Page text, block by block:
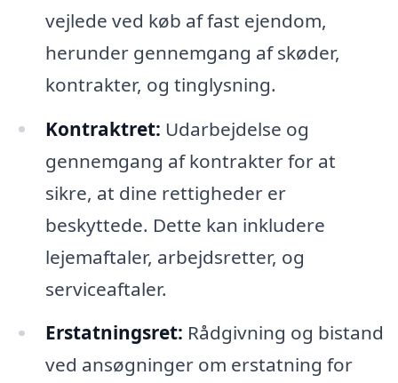
vejlede ved køb af fast ejendom,
herunder gennemgang af skøder,
kontrakter, og tinglysning.
Kontraktret: Udarbejdelse og
gennemgang af kontrakter for at
sikre, at dine rettigheder er
beskyttede. Dette kan inkludere
lejemaftaler, arbejdsretter, og
serviceaftaler.
Erstatningsret: Rådgivning og bistand
ved ansøgninger om erstatning for